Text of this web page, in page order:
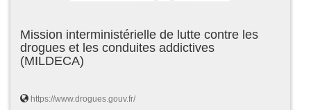
Mission interministérielle de lutte contre les
drogues et les conduites addictives
(MILDECA)
https://www.drogues.gouv.fr/